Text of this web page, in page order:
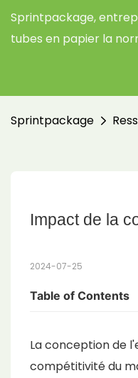
Sprintpackage,
tubes en papier la
Sprintpackage
Impact de la
2024-07-25
Table of Contents
La conception de
compétitivité du